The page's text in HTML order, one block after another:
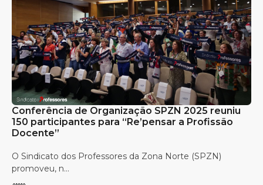
Conferência de Organização SPZN 2025 reuniu
150 participantes para “Re’pensar a Profissão
Docente”
O Sindicato dos Professores da Zona Norte (SPZN)
promoveu, n...